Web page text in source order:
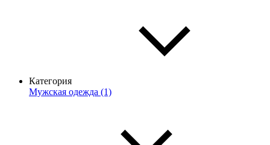
Категория
Мужская одежда (1)